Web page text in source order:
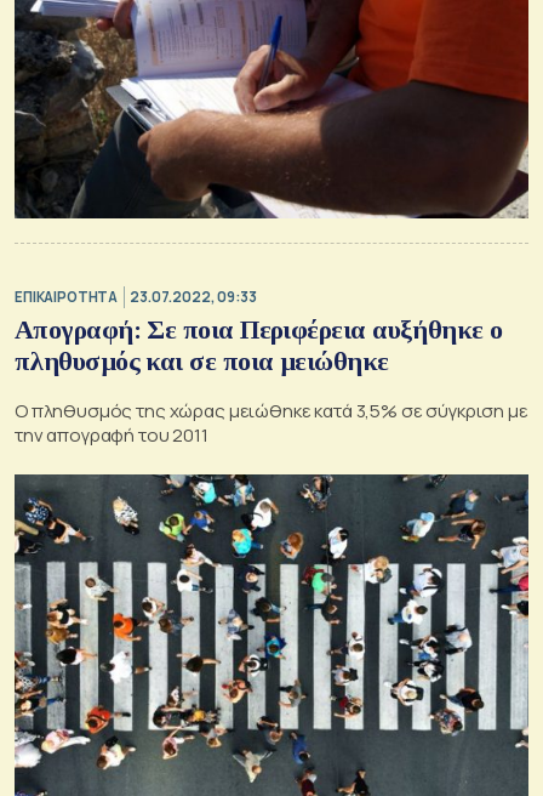
ΕΠΙΚΑΙΡΟΤΗΤΑ 23.07.2022, 09:33
Απογραφή: Σε ποια Περιφέρεια αυξήθηκε ο
πληθυσμός και σε ποια μειώθηκε
Ο πληθυσμός της χώρας μειώθηκε κατά 3,5% σε σύγκριση με
την απογραφή του 2011